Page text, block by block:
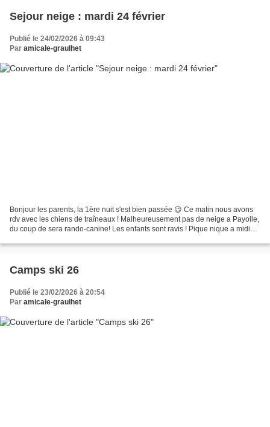
Sejour neige : mardi 24 février
Publié le 24/02/2026 à 09:43
Par amicale-graulhet
Bonjour les parents, la 1ère nuit s'est bien passée 😉 Ce matin nous avons
rdv avec les chiens de traîneaux ! Malheureusement pas de neige a Payolle,
du coup de sera rando-canine! Les enfants sont ravis ! Pique nique a midi
Camps ski 26
Publié le 23/02/2026 à 20:54
Par amicale-graulhet